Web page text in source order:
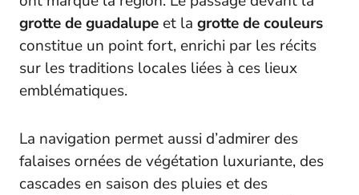
grotte de guadalupe et la grotte de couleurs
constitue un point fort, enrichi par les récits
sur les traditions locales liées à ces lieux
emblématiques.
La navigation permet aussi d’admirer des
falaises ornées de végétation luxuriante, des
cascades en saison des pluies et des